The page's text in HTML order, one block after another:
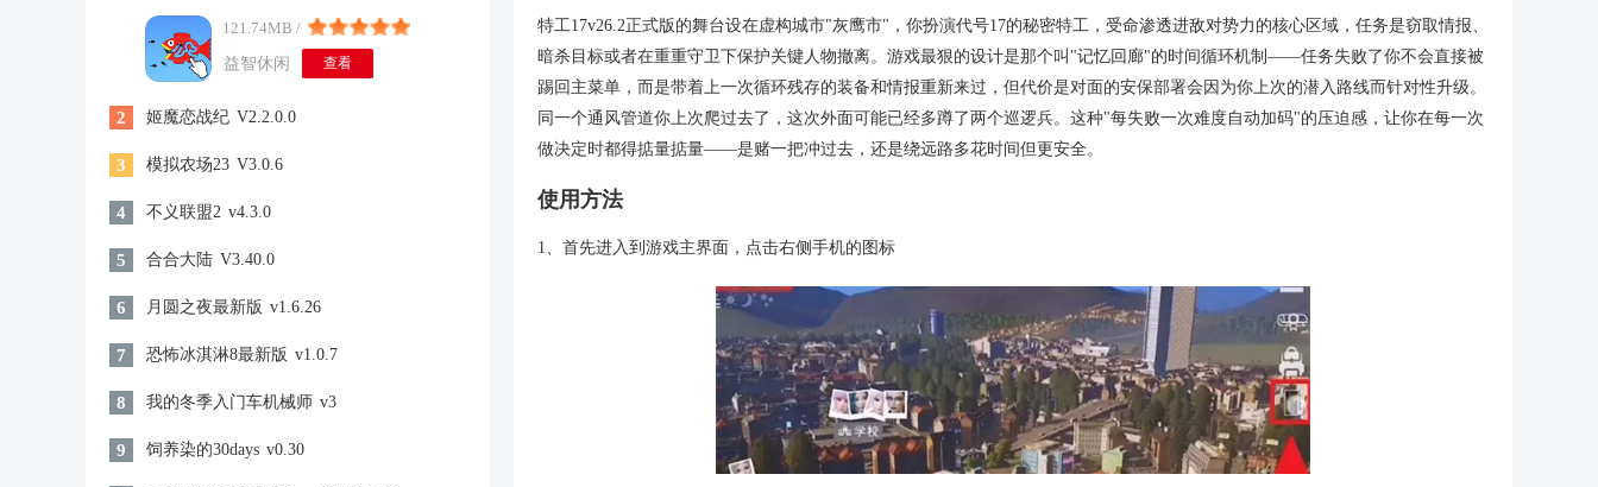
121.74MB /
益智休闲
查看
2 姬魔恋战纪 V2.2.0.0
3 模拟农场23 V3.0.6
4 不义联盟2 v4.3.0
5 合合大陆 V3.40.0
6 月圆之夜最新版 v1.6.26
7 恐怖冰淇淋8最新版 v1.0.7
8 我的冬季入门车机械师 v3
9 饲养染的30days v0.30
特工17v26.2正式版的舞台设在虚构城市"灰鹰市"，你扮演代号17的秘密特工，受命渗透进敌对势力的核心区域，任务是窃取情报、
暗杀目标或者在重重守卫下保护关键人物撤离。游戏最狠的设计是那个叫"记忆回廊"的时间循环机制——任务失败了你不会直接被
踢回主菜单，而是带着上一次循环残存的装备和情报重新来过，但代价是对面的安保部署会因为你上次的潜入路线而针对性升级。
同一个通风管道你上次爬过去了，这次外面可能已经多蹲了两个巡逻兵。这种"每失败一次难度自动加码"的压迫感，让你在每一次
做决定时都得掂量掂量——是赌一把冲过去，还是绕远路多花时间但更安全。
使用方法
1、首先进入到游戏主界面，点击右侧手机的图标